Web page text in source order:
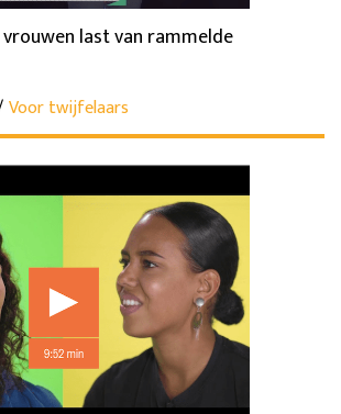
last van rammelde
Voor twijfelaars